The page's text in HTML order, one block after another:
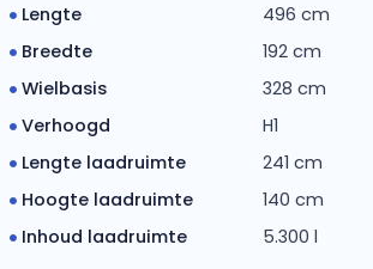
Lengte
496 cm
Breedte
192 cm
Wielbasis
328 cm
Verhoogd
H1
Lengte laadruimte
241 cm
Hoogte laadruimte
140 cm
Inhoud laadruimte
5.300 l